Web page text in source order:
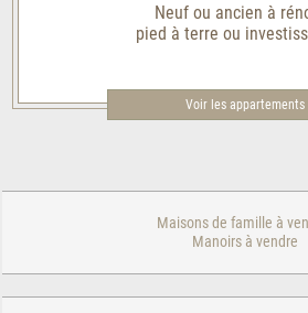
Neuf ou ancien à
pied à terre ou
Voir les appartements
Maisons de famille à
Manoirs à vendre